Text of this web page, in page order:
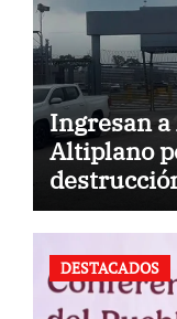
Ingresan
Altiplano
Ayotzinapa
DESTACADOS